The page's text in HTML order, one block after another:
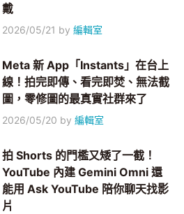
戴
2026/05/21 by編輯室
Meta 新 App「Instants」在台上
線！拍完即傳、看完即焚、無法截
圖，零修圖的最真實社群來了
2026/05/20 by編輯室
拍 Shorts 的門檻又矮了一截！
YouTube 內建 Gemini Omni 還
能用 Ask YouTube 陪你聊天找影
片